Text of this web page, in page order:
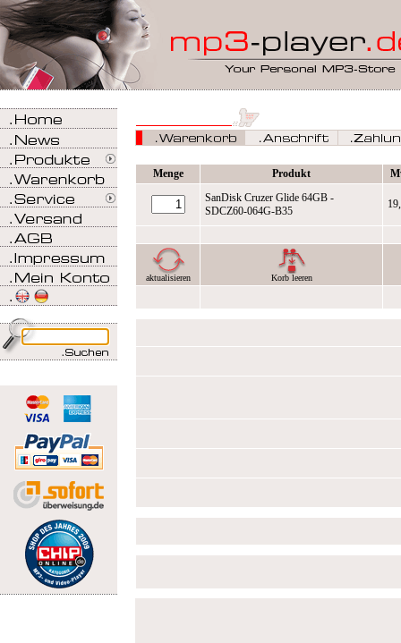
Menge Produkt
SanDisk Cruzer Glide 64GB -
SDCZ60-064G-B35
aktualisieren Korb leeren